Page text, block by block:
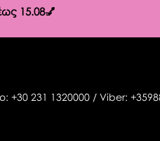
15.08💅
+30 231 1320000 / Viber: